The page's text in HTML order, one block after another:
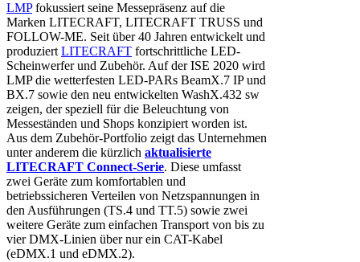
LMPfokussiert seine Messepräsenz auf die
Marken LITECRAFT, LITECRAFT TRUSS und
FOLLOW-ME. Seit über 40 Jahren entwickelt und
produziert LITECRAFT fortschrittliche LED-
Scheinwerfer und Zubehör. Auf der ISE 2020 wird
LMP die wetterfesten LED-PARs BeamX.7 IP und
BX.7 sowie den neu entwickelten WashX.432 sw
zeigen, der speziell für die Beleuchtung von
Messeständen und Shops konzipiert worden ist.
Aus dem Zubehör-Portfolio zeigt das Unternehmen
unter anderem die kürzlich aktualisierte
LITECRAFT Connect-Serie. Diese umfasst
zwei Geräte zum komfortablen und
betriebssicheren Verteilen von Netzspannungen in
den Ausführungen (TS.4 und TT.5) sowie zwei
weitere Geräte zum einfachen Transport von bis zu
vier DMX-Linien über nur ein CAT-Kabel
(eDMX.1 und eDMX.2).